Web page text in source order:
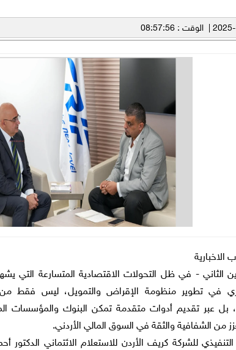
الاخبارية
4 تشرين الثاني - في ظل التحولات الاقتصادية المتسارعة التي
في تطوير منظومة الإقراض والتمويل، ليس فقط من
عبر تقديم أدوات متقدمة تمكن البنوك والمؤسسات
من الشفافية والثقة في السوق المالي الأردني.
للشركة كريف الأردن للاستعلام الائتماني الدكتور